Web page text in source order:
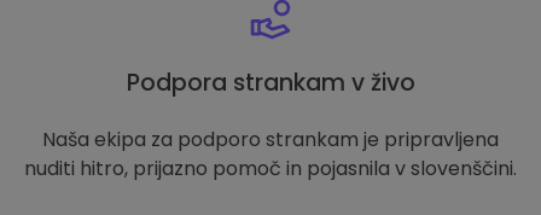
Podpora strankam v živo
Naša ekipa za podporo strankam je pripravljena
nuditi hitro, prijazno pomoč in pojasnila v slovenščini.